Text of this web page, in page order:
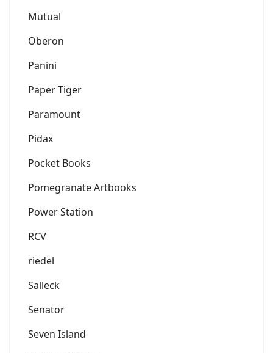
Mutual
Oberon
Panini
Paper Tiger
Paramount
Pidax
Pocket Books
Pomegranate Artbooks
Power Station
RCV
riedel
Salleck
Senator
Seven Island